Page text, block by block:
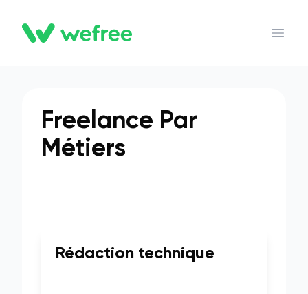
WEFREE
Open
Freelance Par
Métiers
Rédaction technique